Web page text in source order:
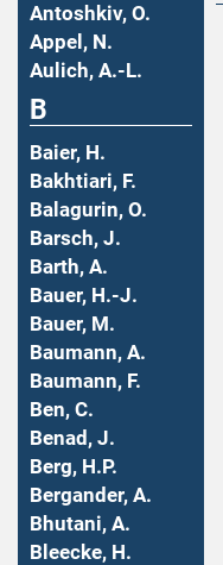
Antoshkiv, O.
Appel, N.
Aulich, A.-L.
B
Baier, H.
Bakhtiari, F.
Balagurin, O.
Barsch, J.
Barth, A.
Bauer, H.-J.
Bauer, M.
Baumann, A.
Baumann, F.
Ben, C.
Benad, J.
Berg, H.P.
Bergander, A.
Bhutani, A.
Bleecke, H.